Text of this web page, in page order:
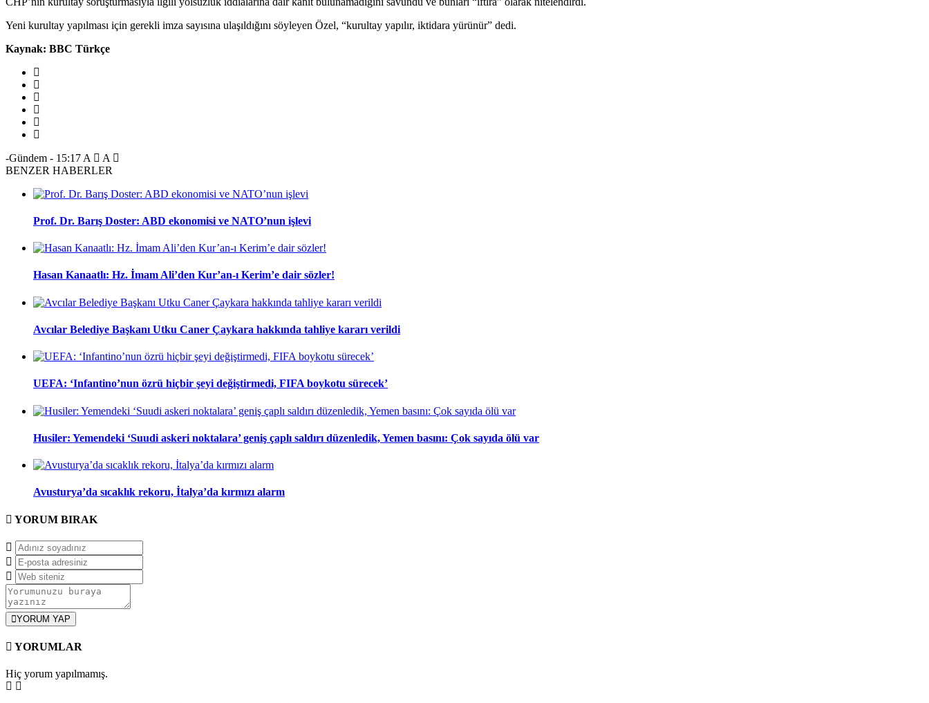
Yeni kurultay yapılması için gerekli imza sayısına ulaşıldığını söyleyen Özel, “kurultay yapılır, iktidara yürünür” dedi.
Kaynak: BBC Türkçe
-Gündem - 15:17 A
A
BENZER HABERLER
Prof. Dr. Barış Doster: ABD ekonomisi ve NATO’nun işlevi
Hasan Kanaatlı: Hz. İmam Ali’den Kur’an-ı Kerim’e dair sözler!
Avcılar Belediye Başkanı Utku Caner Çaykara hakkında tahliye kararı verildi
UEFA: ‘Infantino’nun özrü hiçbir şeyi değiştirmedi, FIFA boykotu sürecek’
Husiler: Yemendeki ‘Suudi askeri noktalara’ geniş çaplı saldırı düzenledik, Yemen basını: Çok sayıda ölü var
Avusturya’da sıcaklık rekoru, İtalya’da kırmızı alarm
YORUM BIRAK
YORUM YAP
YORUMLAR
Hiç yorum yapılmamış.